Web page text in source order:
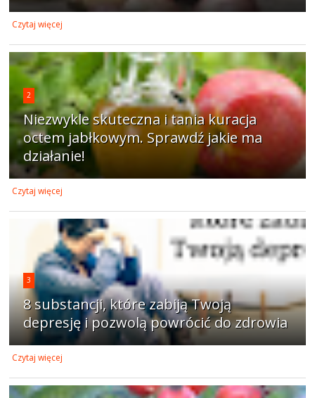
Czytaj więcej
2
Niezwykle skuteczna i tania kuracja
octem jabłkowym. Sprawdź jakie ma
działanie!
Czytaj więcej
3
8 substancji, które zabiją Twoją
depresję i pozwolą powrócić do zdrowia
Czytaj więcej